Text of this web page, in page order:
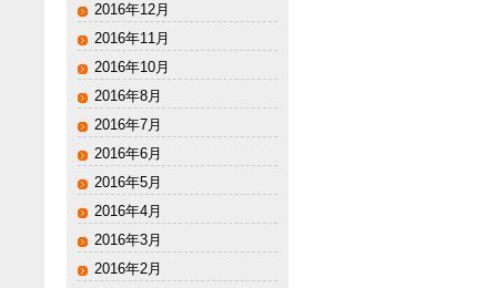
2016年12月
2016年11月
2016年10月
2016年8月
2016年7月
2016年6月
2016年5月
2016年4月
2016年3月
2016年2月